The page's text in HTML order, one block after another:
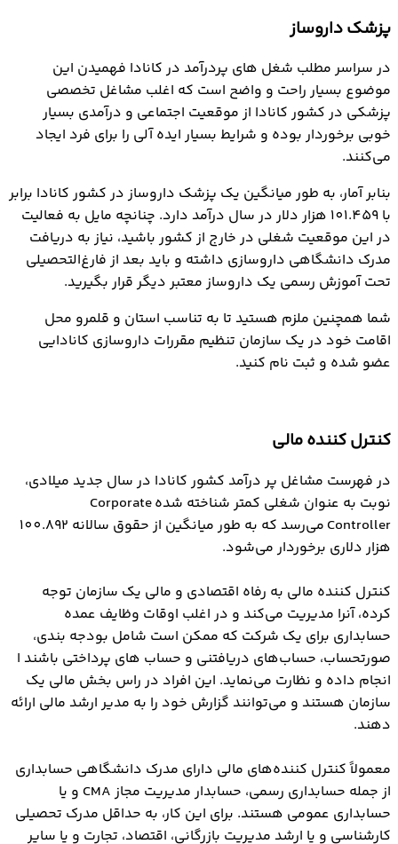
پزشک داروساز
در سراسر مطلب شغل های پردرآمد در کانادا فهمیدن این
موضوع بسیار راحت و واضح است که اغلب مشاغل تخصصی
پزشکی در کشور کانادا از موقعیت اجتماعی و درآمدی بسیار
خوبی برخوردار بوده و شرایط بسیار ایده آلی را برای فرد ایجاد
می‌کنند.
بنابر آمار، به طور میانگین یک پزشک داروساز در کشور کانادا برابر
با 101.459 هزار دلار در سال درآمد دارد. چنانچه مایل به فعالیت
در این موقعیت شغلی در خارج از کشور باشید، نیاز به دریافت
مدرک دانشگاهی داروسازی داشته و باید بعد از فارغ‌التحصیلی
تحت آموزش رسمی یک داروساز معتبر دیگر قرار بگیرید.
شما همچنین ملزم هستید تا به تناسب استان و قلمرو محل
اقامت خود در یک سازمان تنظیم مقررات داروسازی کانادایی
عضو شده و ثبت نام کنید.
کنترل کننده مالی
در فهرست مشاغل پر درآمد کشور کانادا در سال جدید میلادی،
نوبت به عنوان شغلی کمتر شناخته شده Corporate
Controller می‌رسد که به طور میانگین از حقوق سالانه 100.892
هزار دلاری برخوردار می‌شود.
کنترل کننده مالی به رفاه اقتصادی و مالی یک سازمان توجه
کرده، آنرا مدیریت می‌کند و در اغلب اوقات وظایف عمده
حسابداری برای یک شرکت که ممکن است شامل بودجه بندی،
صورتحساب، حساب‌های دریافتنی و حساب های پرداختی باشند ا
انجام داده و نظارت می‌نماید. این افراد در راس بخش مالی یک
سازمان هستند و می‌توانند گزارش خود را به مدیر ارشد مالی ارائه
دهند.
معمولاً کنترل کننده‌های مالی دارای مدرک دانشگاهی حسابداری
از جمله حسابداری رسمی، حسابدار مدیریت مجاز CMA و یا
حسابداری عمومی هستند. برای این کار، به حداقل مدرک تحصیلی
کارشناسی و یا ارشد مدیریت بازرگانی، اقتصاد، تجارت و یا سایر